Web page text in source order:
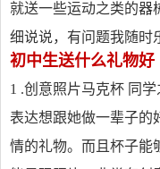
就送一些运动之类的器
细说说，有问题我随时
初中生送什么礼物好
1 .创意照片马克杯 同
表达想跟她做一辈子的
情的礼物。而且杯子能